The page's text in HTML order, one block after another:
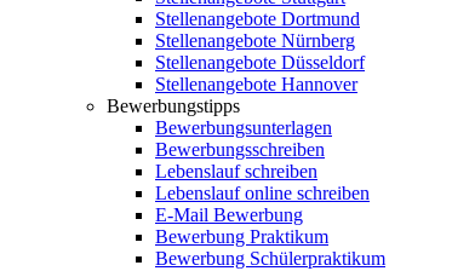
Stellenangebote Dortmund
Stellenangebote Nürnberg
Stellenangebote Düsseldorf
Stellenangebote Hannover
Bewerbungstipps
Bewerbungsunterlagen
Bewerbungsschreiben
Lebenslauf schreiben
Lebenslauf online schreiben
E-Mail Bewerbung
Bewerbung Praktikum
Bewerbung Schülerpraktikum